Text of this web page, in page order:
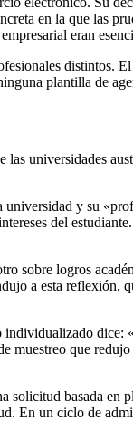
en la que las
eran
distintos.
plantilla de
universidades
y su
del
sobre logros
a esta reflexión,
dice:
muestreo que
solicitud basada en
En un ciclo de